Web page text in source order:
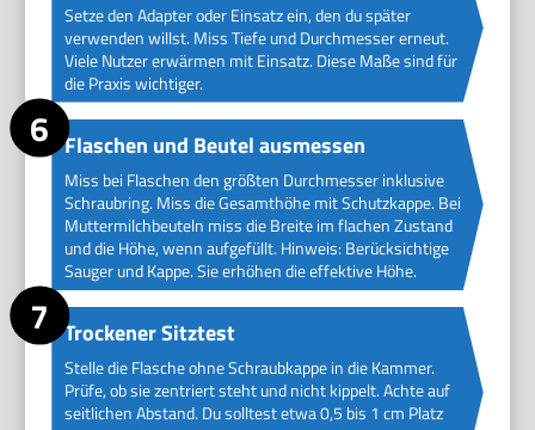
Setze den Adapter oder Einsatz ein, den du später
verwenden willst. Miss Tiefe und Durchmesser erneut.
Viele Nutzer erwärmen mit Einsatz. Diese Maße sind für
die Praxis wichtiger.
Flaschen und Beutel ausmessen
Miss bei Flaschen den größten Durchmesser inklusive
Schraubring. Miss die Gesamthöhe mit Schutzkappe. Bei
Muttermilchbeuteln miss die Breite im flachen Zustand
und die Höhe, wenn aufgefüllt. Hinweis: Berücksichtige
Sauger und Kappe. Sie erhöhen die effektive Höhe.
Trockener Sitztest
Stelle die Flasche ohne Schraubkappe in die Kammer.
Prüfe, ob sie zentriert steht und nicht kippelt. Achte auf
seitlichen Abstand. Du solltest etwa 0,5 bis 1 cm Platz